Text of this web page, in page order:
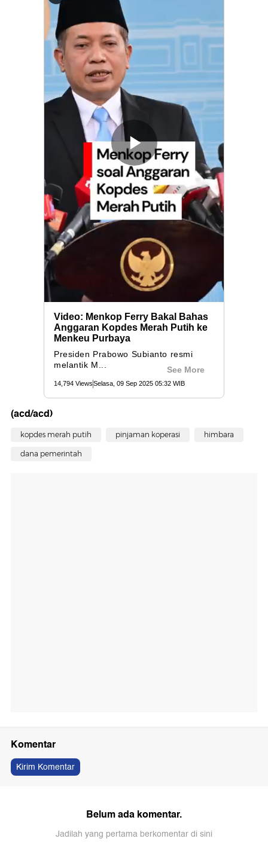
(acd/acd)
kopdes merah putih pinjaman koperasi himbara
dana pemerintah
Komentar
Kirim Komentar
Belum ada komentar.
Jadilah yang pertama berkomentar di sini